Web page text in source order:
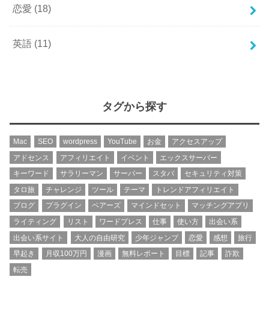
恋愛 (18)
英語 (11)
タグから探す
Mac SEO wordpress YouTube お金
アクセスアップ
アドセンス
アフィリエイト イベント
エックスサーバー
キーワード
サラリーマン サーバー スタバ
セキュリティ対策
タロ旅
チャレンジ ツール テーマ
トレンドアフィリエイト
ブログ
プラグイン ペアーズ マインドセット
マッチングアプリ
ライティング
リスト ワードプレス 仕事 使い方
出会い系
出会い系サイト
大人の自由研究 少年ジャンプ 恋愛 感想
旅行
早起き
月収100万円 漫画 無料レポート 目標 記事
詐欺
転売